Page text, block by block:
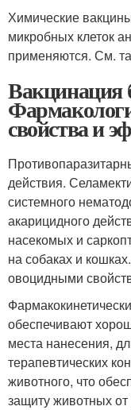
Химические
микробных клеток
применяются. См.
Вакцинация
свойства и
действия.
системного
акарицидного
насекомых и
на собаках и
овоцидными
обеспечивают
места нанесения,
терапевтических
животного, что
защиту животных